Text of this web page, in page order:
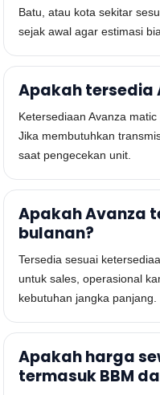
Batu, atau kota sekitar
sejak awal agar estimasi
Apakah tersedia
Ketersediaan Avanza
Jika membutuhkan
saat pengecekan unit.
Apakah Avanza
bulanan?
Tersedia sesuai
untuk sales, operasional
kebutuhan jangka panjang.
Apakah harga
termasuk BBM